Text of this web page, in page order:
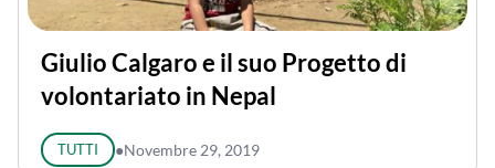
Giulio Calgaro e il suo Progetto di
volontariato in Nepal
TUTTI ●Novembre 29, 2019